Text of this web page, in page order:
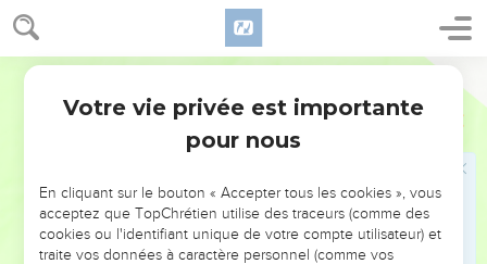
Matthieu 5
L'amour pour les ennemis
43
l’amour à ton ami et tu auras de la haine pour ton ennemi.
Eh bien, moi je vous le dis : témoignez de l’amour à vos
haine.
Ainsi vous vous comporterez vraiment comme les enfants
de votre Père céleste, car lui, il fait luire son soleil sur les
Votre vie privée est importante
pour nous
En cliquant sur le bouton « Accepter tous les cookies », vous
acceptez que TopChrétien utilise des traceurs (comme des
cookies ou l'identifiant unique de votre compte utilisateur) et
traite vos données à caractère personnel (comme vos